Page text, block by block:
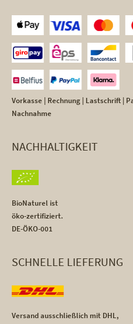
Vorkasse | Rechnung | Lastschrift |
Nachnahme
NACHHALTIGKEIT
BioNaturel ist
öko-zertifiziert.
DE-ÖKO-001
SCHNELLE LIEFERUNG
Versand ausschließlich mit DHL,